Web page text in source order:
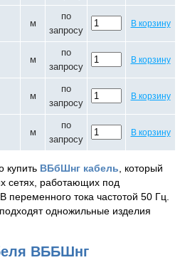
м
по
запросу
В корзину
м
по
запросу
В корзину
м
по
запросу
В корзину
м
по
запросу
В корзину
купить ВБбШнг кабель , который
сетях, работающих под
тока частотой 50 Гц.
одножильные изделия
ВББШнг